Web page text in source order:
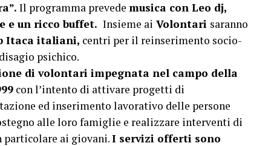
Il programma prevede musica con Leo dj,
e un ricco buffet. Insieme ai Volontari saranno
Itaca italiani, centri per il reinserimento socio-
psichico.
di volontari impegnata nel campo della
con l’intento di attivare progetti di
ed inserimento lavorativo delle persone
alle loro famiglie e realizzare interventi di
ai giovani.I servizi offerti sono